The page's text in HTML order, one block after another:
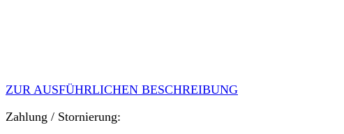
ZUR AUSFÜHRLICHEN BESCHREIBUNG
Zahlung / Stornierung: